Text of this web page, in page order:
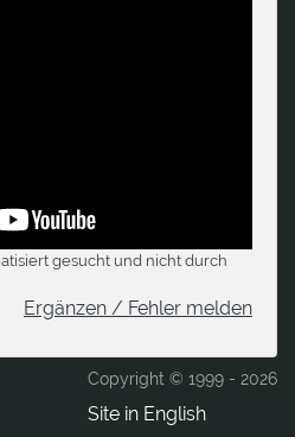
gesucht und nicht durch
Ergänzen / Fehler melden
Copyright © 1999 - 2026
Site in English